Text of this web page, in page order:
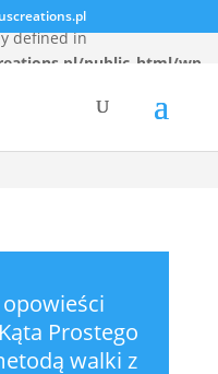
defined in
public_html/wp-
Prostego
walki z